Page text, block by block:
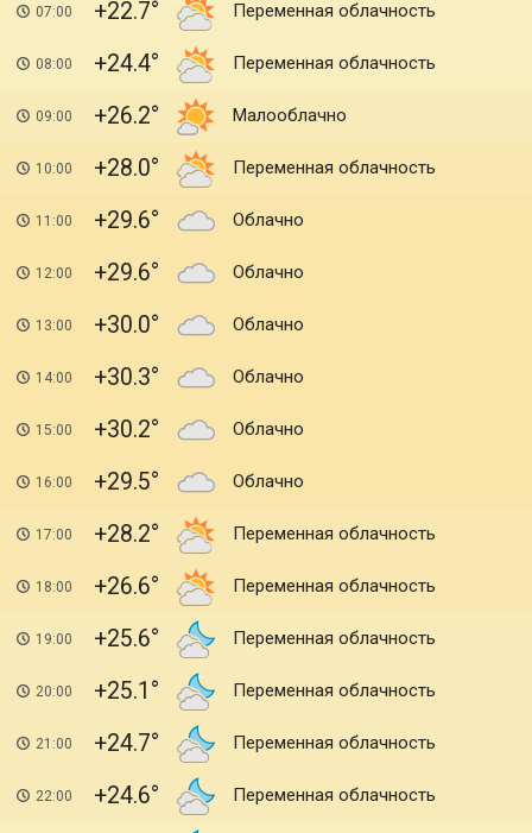
07:00 +22.7 Переменная облачность
08:00 +24.4 Переменная облачность
09:00 +26.2 Малооблачно
10:00 +28.0 Переменная облачность
11:00 +29.6 Облачно
12:00 +29.6 Облачно
13:00 +30.0 Облачно
14:00 +30.3 Облачно
15:00 +30.2 Облачно
16:00 +29.5 Облачно
17:00 +28.2 Переменная облачность
18:00 +26.6 Переменная облачность
19:00 +25.6 Переменная облачность
20:00 +25.1 Переменная облачность
21:00 +24.7 Переменная облачность
22:00 +24.6 Переменная облачность